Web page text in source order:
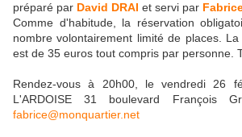
préparé par David DRAI et servi par
Comme d'habitude, la réservation
nombre volontairement limité de places.
est de 35 euros tout compris par personne.
Rendez-vous à 20h00, le vendredi 26
L'ARDOISE 31 boulevard François
fabrice@monquartier.net